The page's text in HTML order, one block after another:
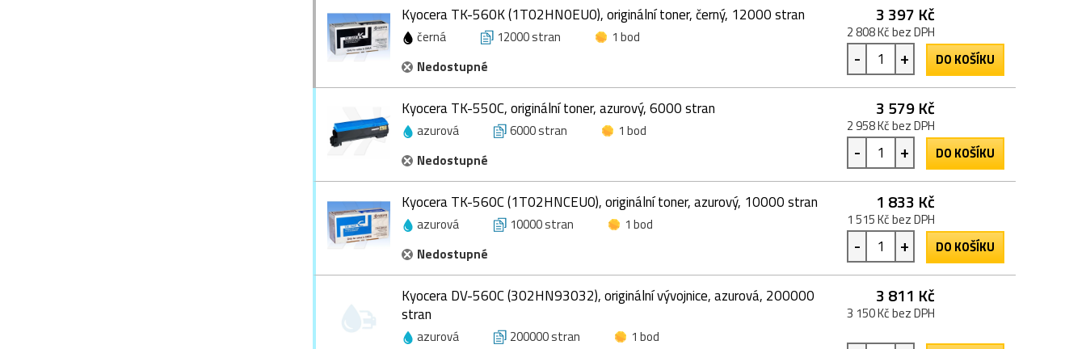
Kyocera TK-560K (1T02HN0EU0), originální toner, černý, 12000 stran
černá 12000 stran
1 bod
Nedostupné
3 397 Kč
2 808 Kč bez DPH
- + DO KOŠÍKU
Kyocera TK-550C, originální toner, azurový, 6000 stran
azurová 6000 stran
1 bod
Nedostupné
3 579 Kč
2 958 Kč bez DPH
- + DO KOŠÍKU
Kyocera TK-560C (1T02HNCEU0), originální toner, azurový, 10000 stran
azurová 10000 stran
1 bod
Nedostupné
1 833 Kč
1 515 Kč bez DPH
- + DO KOŠÍKU
Kyocera DV-560C (302HN93032), originální vývojnice, azurová, 200000
stran
azurová 200000 stran
1 bod
3 811 Kč
3 150 Kč bez DPH